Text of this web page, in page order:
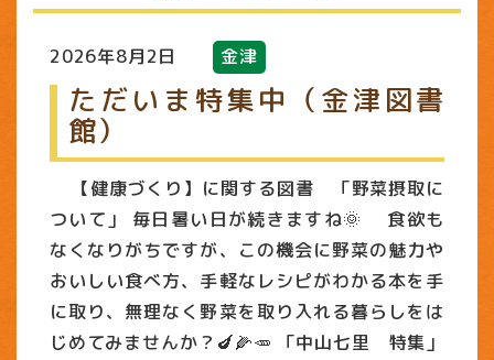
2026年8月2日 金津
ただいま特集中（金津図書
館）
【健康づくり】に関する図書 「野菜摂取に
ついて」 毎日暑い日が続きますね🌞 食欲も
なくなりがちですが、この機会に野菜の魅力や
おいしい食べ方、手軽なレシピがわかる本を手
に取り、無理なく野菜を取り入れる暮らしをは
じめてみませんか？🍆🌽🥕 「中山七里 特集」